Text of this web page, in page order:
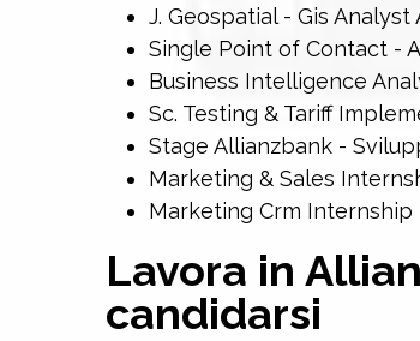
J. Geospatial - Gis
Single Point of Contact -
Business Intelligence
Sc. Testing & Tariff
Stage Allianzbank -
Marketing & Sales
Marketing Crm
Lavora in
candidarsi